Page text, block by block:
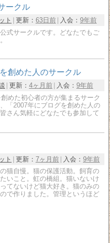
ークル
ト 更新： 63日前 入会： 9年前
式サークルです。どなたでもご
創めた人のサークル
更新： 4ヶ月前 入会： 9年前
めた初心者の方が集まるサーク
「2007年にブログを創めた人の
さん気軽にどなたでも参加して
ト 更新： 7ヶ月前 入会： 9年前
猫自慢。猫の保護活動。飼育の
いこと。虹の橋組。猫いないけ
てないけど猫大好き。猫のみの
で作りました。管理というほど